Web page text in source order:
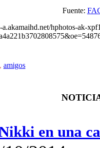
Fuente:
, amigos
en una